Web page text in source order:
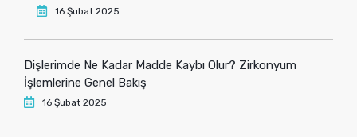
16 Şubat 2025
Dişlerimde Ne Kadar Madde Kaybı Olur? Zirkonyum
İşlemlerine Genel Bakış
16 Şubat 2025